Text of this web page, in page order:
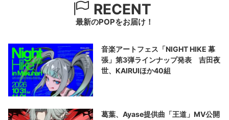
RECENT
最新のPOPをお届け！
音楽アートフェス「NIGHT HIKE 幕
張」第3弾ラインナップ発表 吉田夜
世、KAIRUIほか40組
葛葉、Ayase提供曲「王道」MV公開